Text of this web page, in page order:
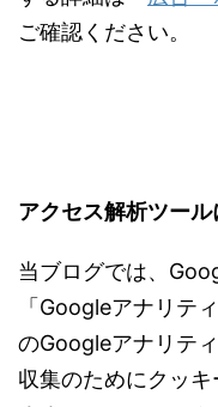
ご確認ください。
アクセス解析ツール
当ブログでは、
「Googleアナリテ
のGoogleアナリテ
収集のためにクッ